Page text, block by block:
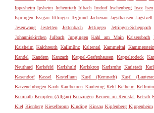
Ippesheim Ipsheim Irchenrieth Irlbach Irndorf Irschenberg Irsee Isen
Ispringen Issigau Ittlingen Itzgrund Jachenau Jagsthausen Jagstzell
Jesenwang
Jestetten Jettenbach Jettingen Jettingen-Scheppach
Johanniskirchen
Julbach Jungingen Kahl am Main Kaisersbach
Kaisheim Kalchreuth Kallmünz Kaltental Kammeltal Kammerstein
Kandel
Kandern Kanzach Kappel-Grafenhausen Kappelrodeck
Neuthard
Karlsfeld Karlshuld Karlskron Karlsruhe Karlstadt
Kasendorf
Kassel Kastellaun Kastl (Kemnath) Kastl
Katzenelnbogen Kaub Kaufbeuren Kaufering Kehl Kelheim
Kemnath Kempten (Allgäu) Kenzingen Kernen im Remstal Ketsch
Kiel Kienberg Kieselbronn Kinding Kinsau Kipfenberg Kippenheim